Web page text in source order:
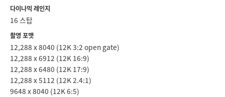
UAE
Ukraine
다이나믹 레인지
16 스탑
촬영 포맷
12,288 x 8040 (12K 3:2 open gate)
12,288 x 6912 (12K 16:9)
12,288 x 6480 (12K 17:9)
12,288 x 5112 (12K 2.4:1)
9648 x 8040 (12K 6:5)